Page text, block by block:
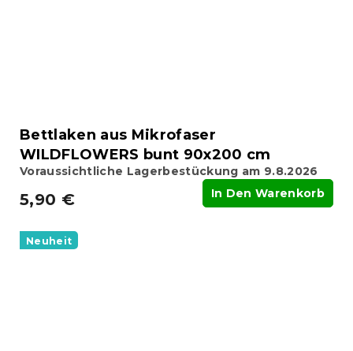
Bettlaken aus Mikrofaser
WILDFLOWERS bunt 90x200 cm
Voraussichtliche Lagerbestückung am 9.8.2026
5,90 € In Den Warenkorb
Neuheit